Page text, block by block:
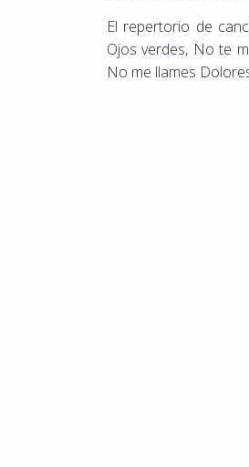
El repertorio de
Ojos verdes, No te
No me llames